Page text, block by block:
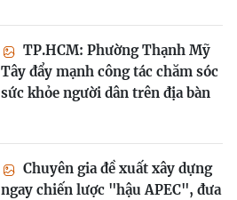
TP.HCM: Phường Thạnh Mỹ
Tây đẩy mạnh công tác chăm sóc
sức khỏe người dân trên địa bàn
Chuyên gia đề xuất xây dựng
ngay chiến lược "hậu APEC", đưa